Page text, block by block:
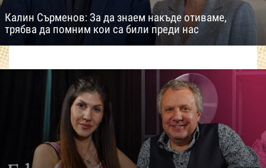
Калин Сърменов: За да знаем накъде отиваме,
трябва да помним кои са били преди нас